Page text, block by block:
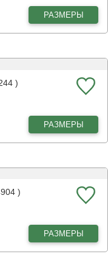
РАЗМЕРЫ
)
РАЗМЕРЫ
)
РАЗМЕРЫ